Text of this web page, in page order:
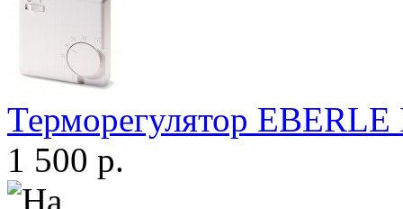
Терморегулятор
1 500 р.